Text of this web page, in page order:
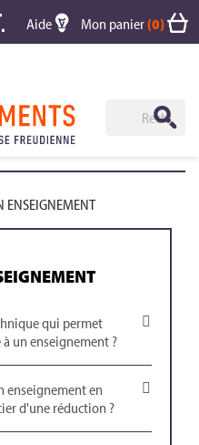
Aide Mon panier(0)
ENSEIGNEMENT
qui permet
un enseignement ?
enseignement en
d'une réduction ?